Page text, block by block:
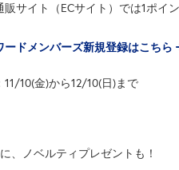
販サイト（ECサイト）では1ポイ
ードメンバーズ新規登録はこちら
11/10(金)から12/10(日)まで
、ノベルティプレゼントも！